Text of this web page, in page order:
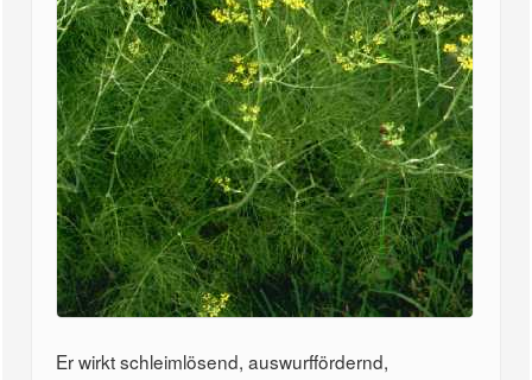
Er wirkt schleimlösend, auswurffördernd,